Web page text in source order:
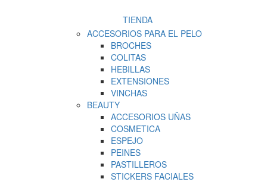
TIENDA
ACCESORIOS PARA EL PELO
BROCHES
COLITAS
HEBILLAS
EXTENSIONES
VINCHAS
BEAUTY
ACCESORIOS UÑAS
COSMETICA
ESPEJO
PEINES
PASTILLEROS
STICKERS FACIALES